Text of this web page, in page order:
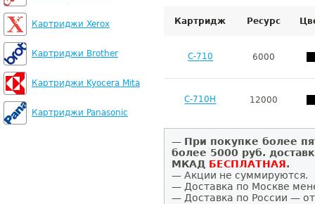
Картриджи Xerox
Картриджи Brother
Картриджи Kyocera Mita
Картриджи Panasonic
Картридж Ресурс
C-710 6000
C-710H 12000
— При покупке более
более 5000 руб.
МКАД БЕСПЛАТНАЯ.
— Акции не суммируются.
— Доставка по Москве
— Доставка по России —